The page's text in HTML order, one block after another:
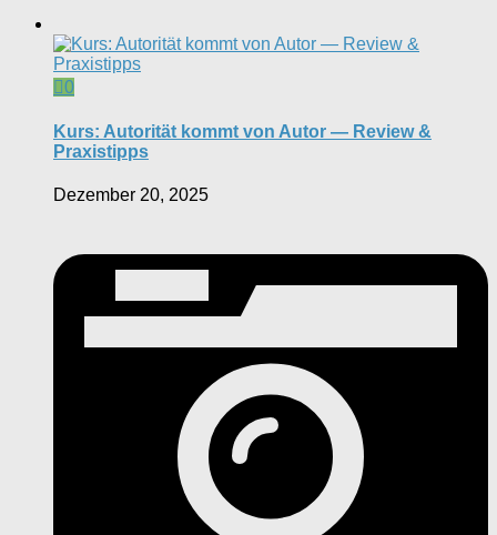
0
Kurs: Autorität kommt von Autor — Review &
Praxistipps
Dezember 20, 2025